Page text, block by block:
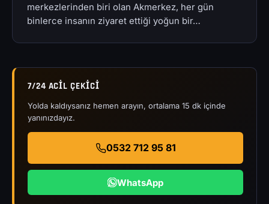
merkezlerinden biri olan Akmerkez, her gün
binlerce insanın ziyaret ettiği yoğun bir…
7/24 ACIL ÇEKICI
Yolda kaldıysanız hemen arayın, ortalama 15 dk içinde
yanınızdayız.
0532 712 95 81
WhatsApp